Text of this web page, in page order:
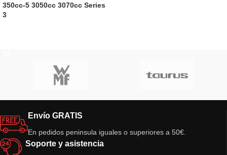
350cc-5 3050cc 3070cc Series
3
Envío GRATIS
En pedidos peninsula iguales o superiores a 50€.
Soporte y asistencia